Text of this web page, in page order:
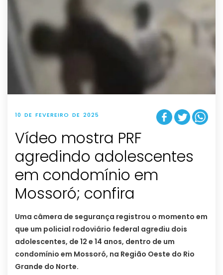
10 DE FEVEREIRO DE 2025
Vídeo mostra PRF
agredindo adolescentes
em condomínio em
Mossoró; confira
Uma câmera de segurança registrou o momento em
que um policial rodoviário federal agrediu dois
adolescentes, de 12 e 14 anos, dentro de um
condomínio em Mossoró, na Região Oeste do Rio
Grande do Norte.